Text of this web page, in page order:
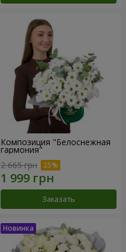
Композиция "Белоснежная
гармония"
2 665 грн
Заказать